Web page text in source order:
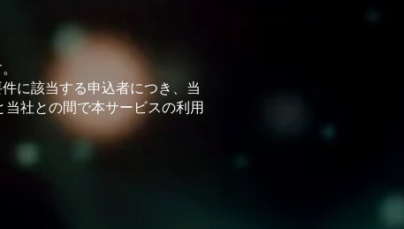
に該当する申込者につき、当
社との間で本サービスの利⽤